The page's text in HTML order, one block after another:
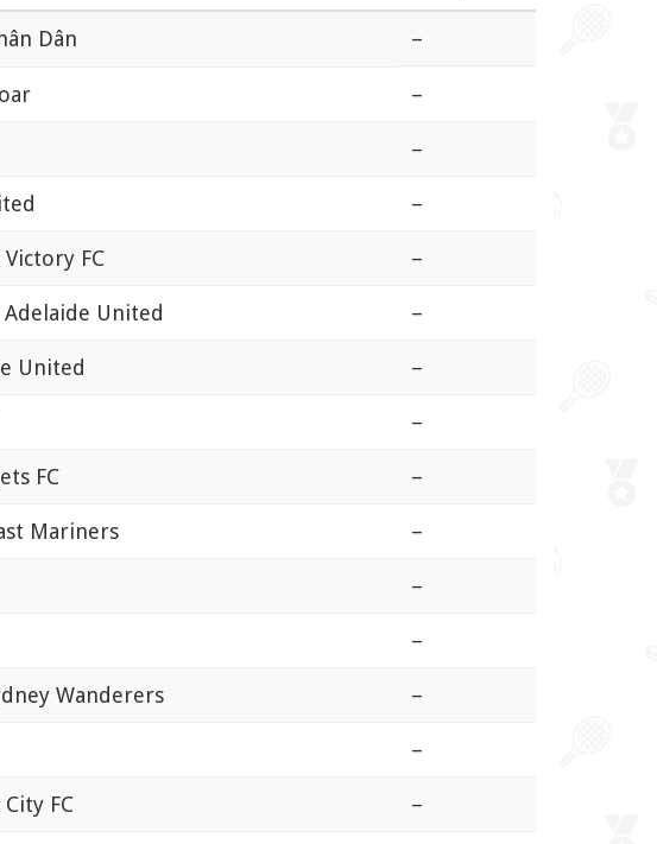
Dân –
–
–
–
FC –
United –
United –
–
FC –
Mariners –
–
–
Wanderers –
–
FC –